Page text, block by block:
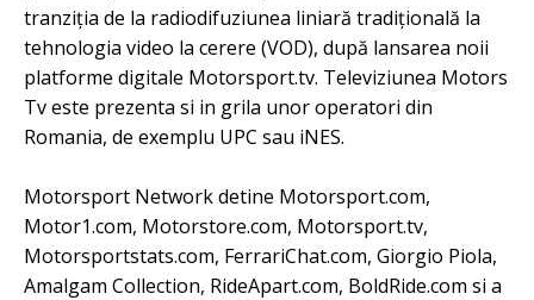
tranziția de la radiodifuziunea liniară tradițională la
tehnologia video la cerere (VOD), după lansarea noii
platforme digitale Motorsport.tv. Televiziunea Motors
Tv este prezenta si in grila unor operatori din
Romania, de exemplu UPC sau iNES.
Motorsport Network detine Motorsport.com,
Motor1.com, Motorstore.com, Motorsport.tv,
Motorsportstats.com, FerrariChat.com, Giorgio Piola,
Amalgam Collection, RideApart.com, BoldRide.com si a